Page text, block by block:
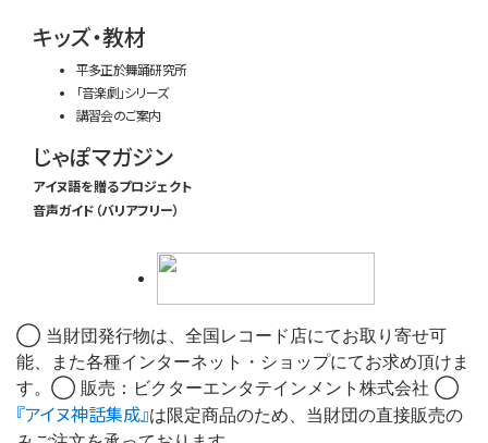
キッズ・教材
平多正於舞踊研究所
「音楽劇」シリーズ
講習会のご案内
じゃぽマガジン
アイヌ語を贈るプロジェクト
音声ガイド（バリアフリー）
◯ 当財団発行物は、全国レコード店にてお取り寄せ可
能、また各種インターネット・ショップにてお求め頂けま
す。◯ 販売：ビクターエンタテインメント株式会社 ◯
『アイヌ神話集成』は限定商品のため、当財団の直接販売の